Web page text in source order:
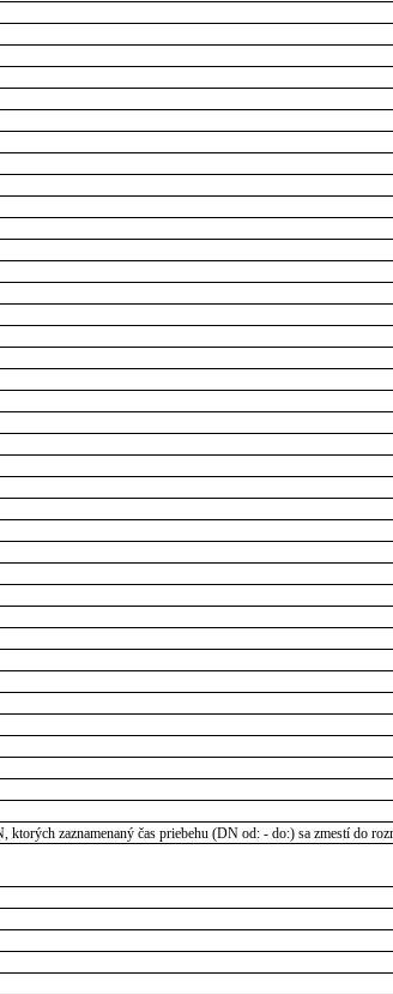
ktorých zaznamenaný čas priebehu (DN od: - do:) sa zmestí do